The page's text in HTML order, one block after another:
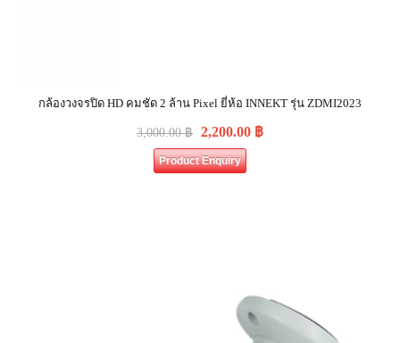
กล้องวงจรปิด HD คมชัด 2 ล้าน Pixel ยี่ห้อ INNEKT รุ่น ZDMI2023
3,000.00฿ 2,200.00 ฿
Product Enquiry